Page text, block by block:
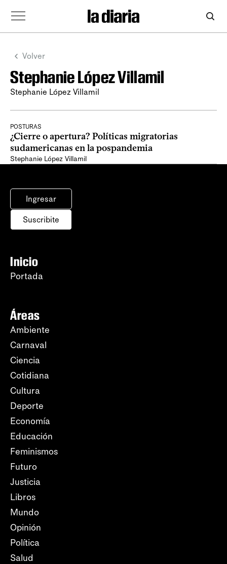
Volver
Stephanie López Villamil
Stephanie López Villamil
POSTURAS
¿Cierre o apertura? Políticas migratorias
sudamericanas en la pospandemia
Stephanie López Villamil
Ingresar
Suscribite
Inicio
Portada
Áreas
Ambiente
Carnaval
Ciencia
Cotidiana
Cultura
Deporte
Economía
Educación
Feminismos
Futuro
Justicia
Libros
Mundo
Opinión
Política
Salud